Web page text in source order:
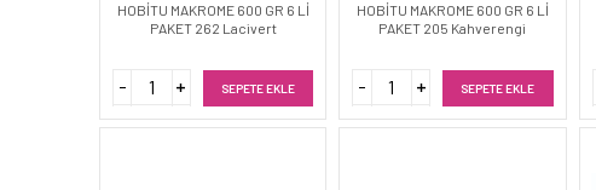
HOBİTU MAKROME 600 GR 6 Lİ
PAKET 262 Lacivert
SEPETE EKLE
HOBİTU MAKROME 600 GR 6 Lİ
PAKET 205 Kahverengi
SEPETE EKLE